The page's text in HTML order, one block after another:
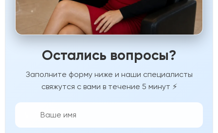
Остались вопросы?
Заполните форму ниже и наши специалисты
свяжутся с вами в течение 5 минут ⚡